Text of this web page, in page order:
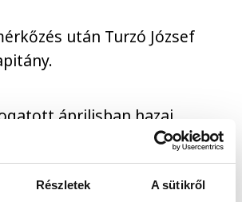
Részletek A sütikről
után Turzó József
áprilisban hazai
ellen játszik két